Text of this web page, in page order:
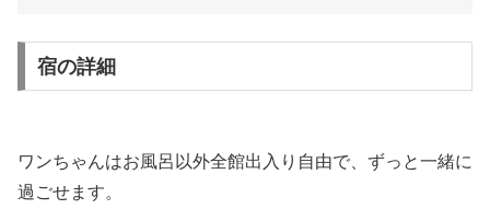
宿の詳細
ワンちゃんはお風呂以外全館出入り自由で、ずっと一緒に
過ごせます。